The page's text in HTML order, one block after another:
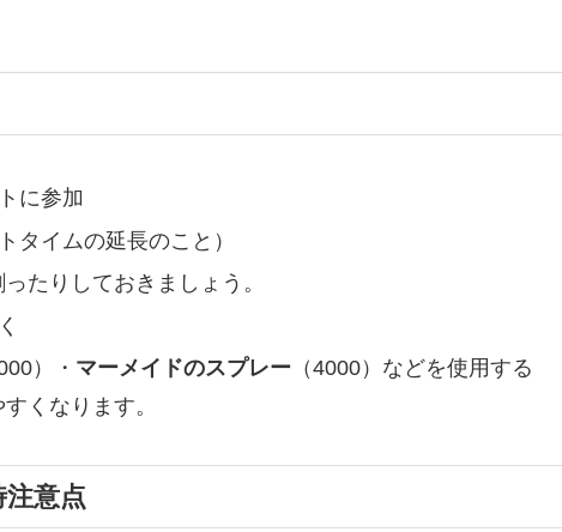
に参加
タイムの延長のこと）
たりしておきましょう。
）・ マーメイドのスプレー （4000）などを使用する
くなります。
意点